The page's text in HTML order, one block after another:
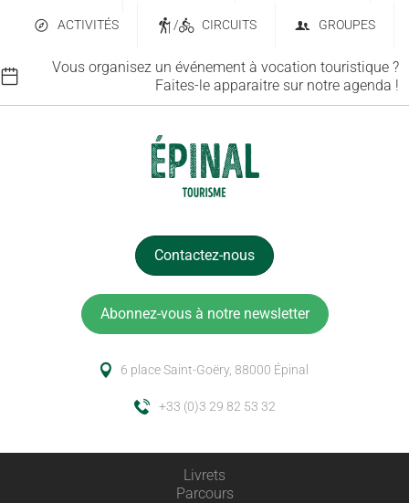
ACTIVITÉS / CIRCUITS GROUPES
Vous organisez un événement à vocation touristique ?
Faites-le apparaitre sur notre agenda !
Contactez-nous
Abonnez-vous à notre newsletter
6 place Saint-Goëry, 88000 Épinal
+33 (0)3 29 82 53 32
Livrets
Parcours